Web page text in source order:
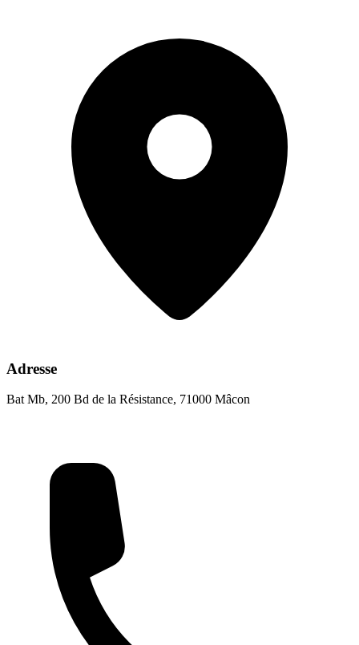
Adresse
Bat Mb, 200 Bd de la Résistance, 71000 Mâcon